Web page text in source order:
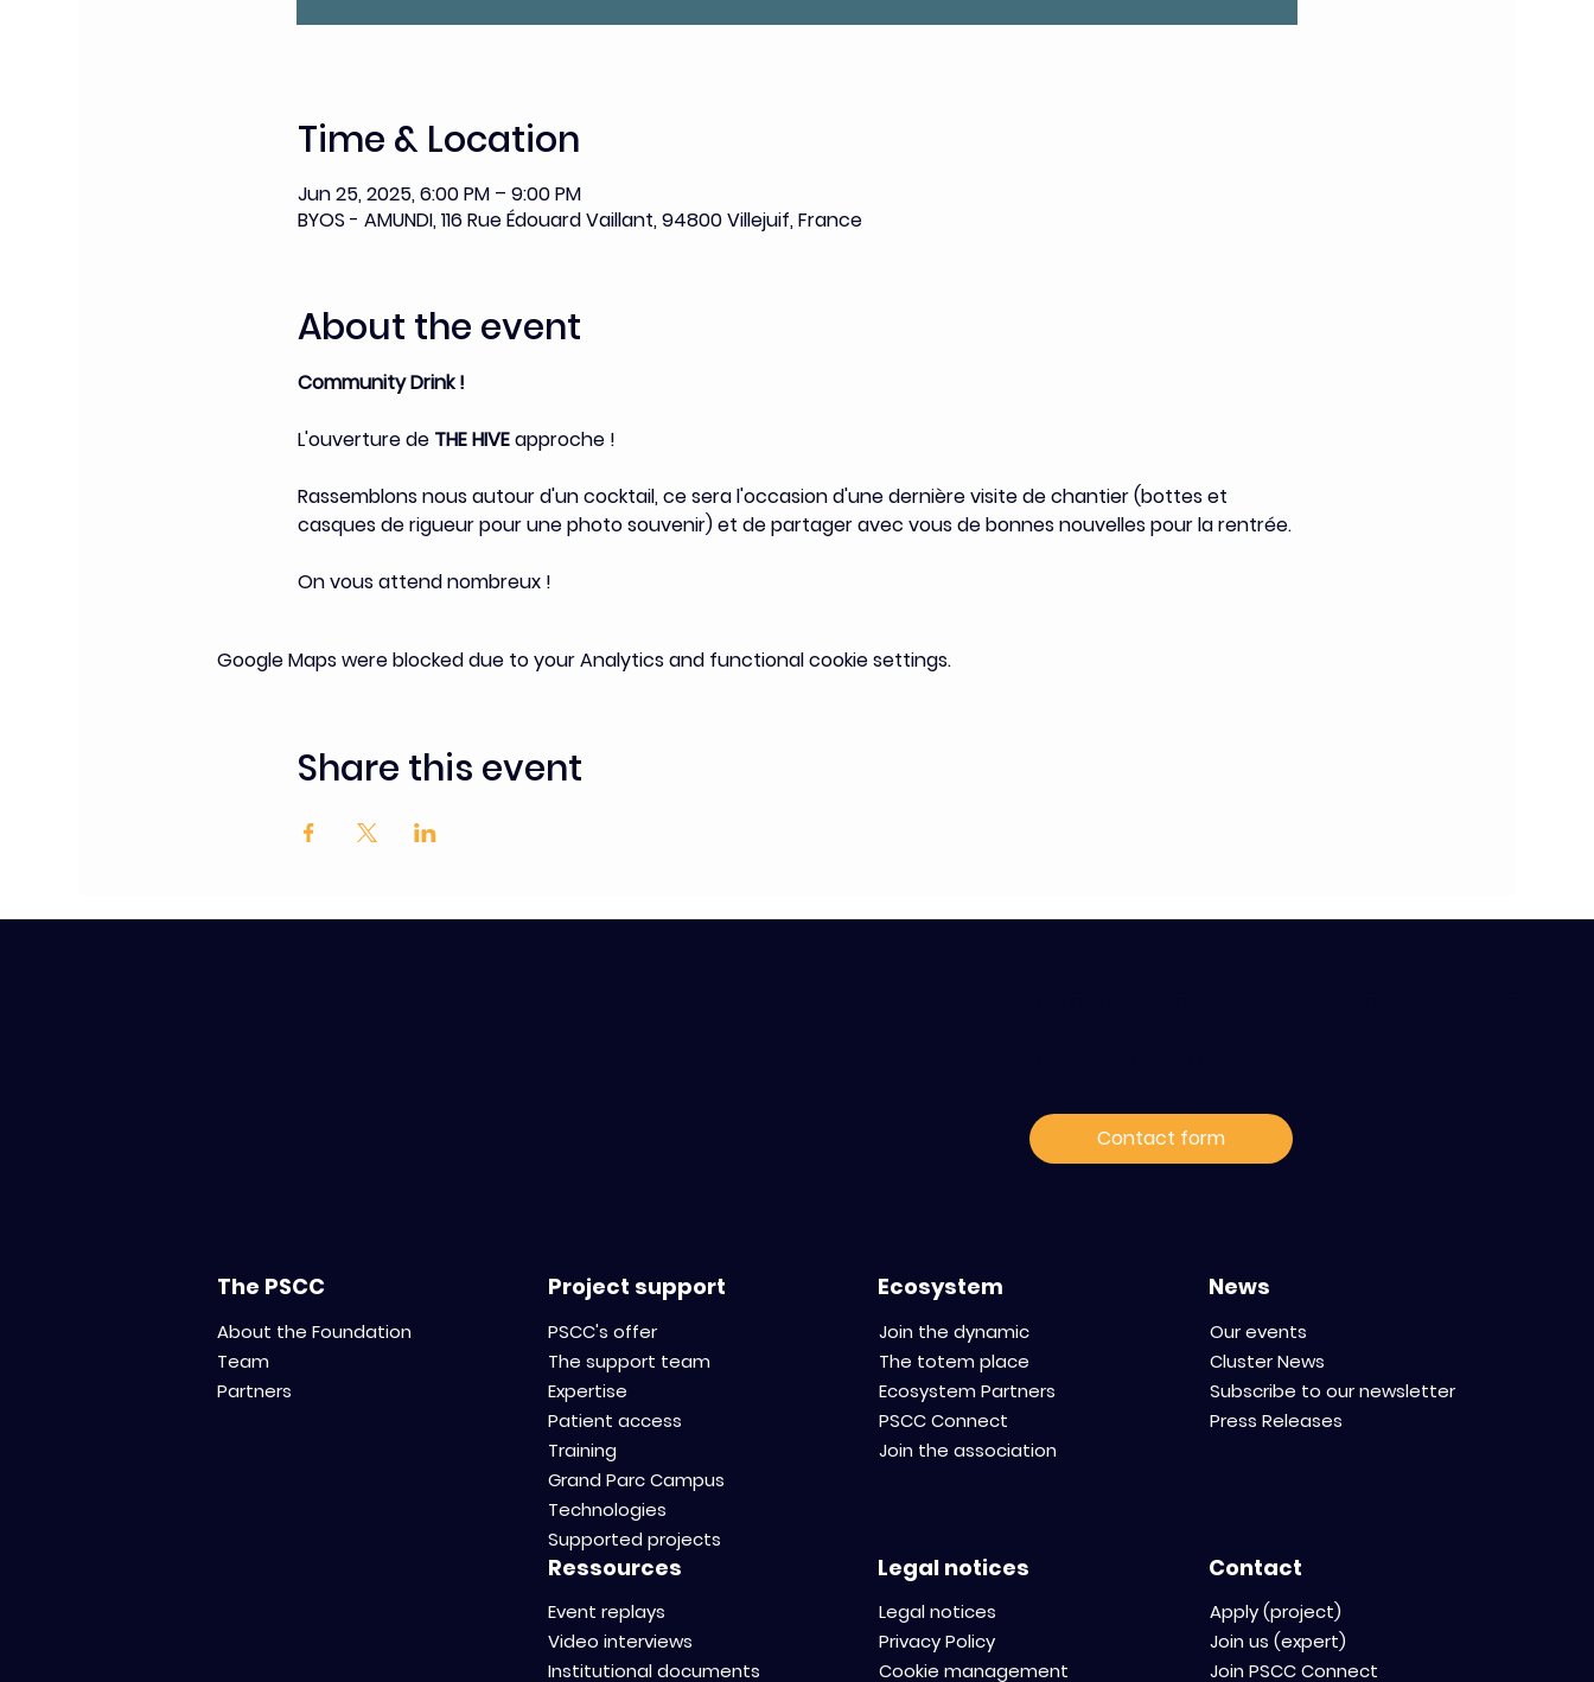
Time & Location
Jun 25, 2025, 6:00 PM – 9:00 PM
BYOS - AMUNDI, 116 Rue Édouard Vaillant, 94800 Villejuif, France
About the event
Community Drink !
L'ouverture de THE HIVE approche !
Rassemblons nous autour d'un cocktail, ce sera l'occasion d'une dernière visite de chantier (bottes et
casques de rigueur pour une photo souvenir) et de partager avec vous de bonnes nouvelles pour la rentrée.
On vous attend nombreux !
Google Maps were blocked due to your Analytics and functional cookie settings.
Share this event
Contact form
The PSCC
About the Foundation
Team
Partners
Project support
PSCC's offer
The support team
Expertise
Patient access
Training
Grand Parc Campus
Technologies
Supported projects
Ecosystem
Join the dynamic
The totem place
Ecosystem Partners
PSCC Connect
Join the association
News
Our events
Cluster News
Subscribe to our newsletter
Press Releases
Ressources
Event replays
Video interviews
Institutional documents
Legal notices
Legal notices
Privacy Policy
Cookie management
Contact
Apply (project)
Join us (expert)
Join PSCC Connect